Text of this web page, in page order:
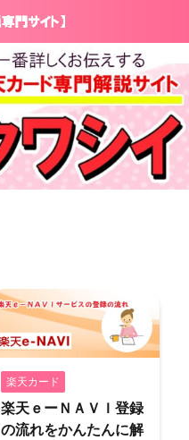
楽天カード
楽天ｅーＮＡＶＩ登録
の流れをかんたんに解